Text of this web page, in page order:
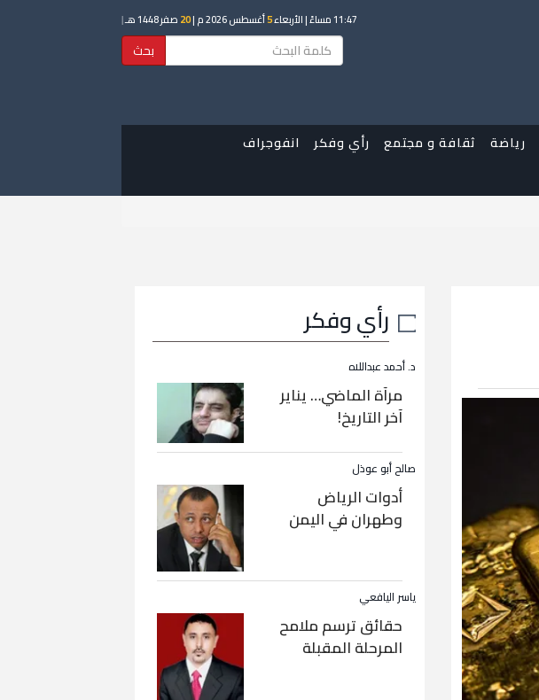
11:47 مساءً | الأربعاء5أغسطس 2026 م | 20 صفر 1448 هـ |
بحث
رياضة ثقافة و مجتمع رأي وفكر
انفوجراف
رأي وفكر
د. أحمد عبداللاه
مرآة الماضي… يناير
آخر التاريخ!
صالح أبو عوذل
أدوات الرياض
وطهران في اليمن
ياسر اليافعي
حقائق ترسم ملامح
المرحلة المقبلة